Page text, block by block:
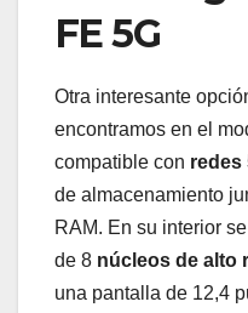
FE 5G
Otra interesante
encontramos en el
compatible con redes
de almacenamiento
RAM. En su interior
de 8 núcleos de alto
una pantalla de 12,4